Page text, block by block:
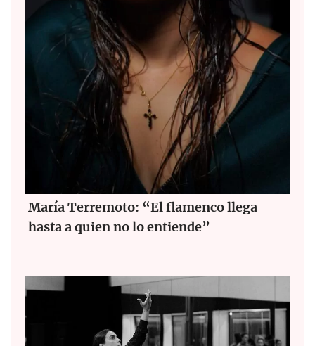
María Terremoto: “El flamenco llega
hasta a quien no lo entiende”